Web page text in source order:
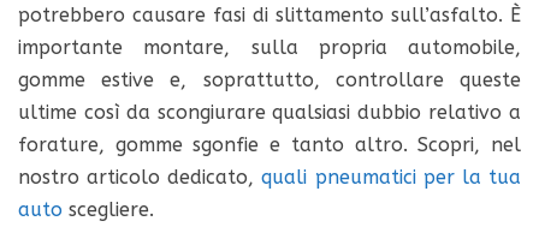
potrebbero causare fasi di slittamento sull’asfalto. È
importante montare, sulla propria automobile,
gomme estive e, soprattutto, controllare queste
ultime così da scongiurare qualsiasi dubbio relativo a
forature, gomme sgonfie e tanto altro. Scopri, nel
nostro articolo dedicato,quali pneumatici per la tua
auto scegliere.